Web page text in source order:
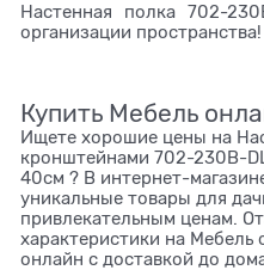
Настенная полка 702-
организации пространства!
Купить Мебель
Ищете хорошие цены на
кронштейнами 702-230B-
40см ? В интернет-
уникальные товары для
привлекательным ценам.
характеристики на
онлайн с доставкой до